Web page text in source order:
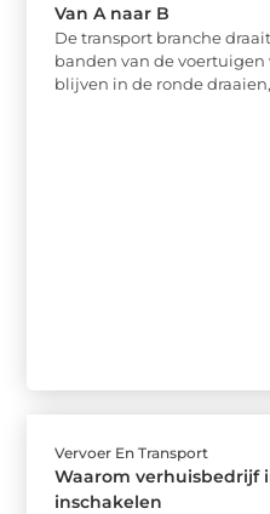
Van A naar B
De transport branche
banden van de voertuigen
blijven in de ronde draaien,
Vervoer En Transport
Waarom verhuisbedrijf
inschakelen